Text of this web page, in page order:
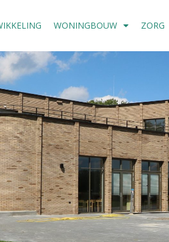
WONINGBOUW ZORG